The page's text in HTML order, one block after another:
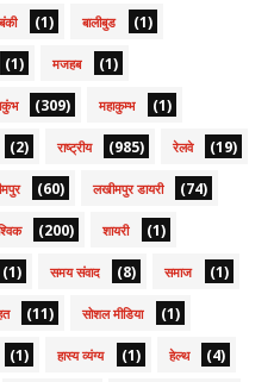
(1) बालीबुड (1)
(1) मजहब (1)
(309) महाकुम्भ (1)
(2) राष्ट्रीय (985) रेलवे (19)
(60) लखीमपुर डायरी (74)
(200) शायरी (1)
(1) समय संवाद (8) समाज (1)
(11) सोशल मीडिया (1)
(1) हास्य व्यंग्य (1) हेल्थ (4)